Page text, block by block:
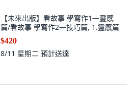
【未來出版】看故事 學寫作1—靈感
篇/看故事 學寫作2—技巧篇, 1.靈感篇
$420
8/11 星期二 預計送達